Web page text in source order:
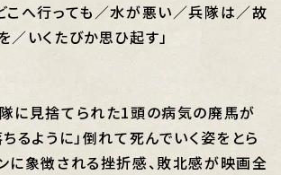
こへ行っても／水が悪い／兵隊は／故
いくたびか思ひ起す」
に見捨てられた1頭の病気の廃馬が
るように」倒れて死んでいく姿をとら
に象徴される挫折感、敗北感が映画全